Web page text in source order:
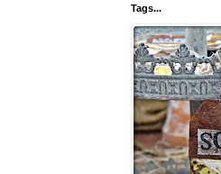
Tags...